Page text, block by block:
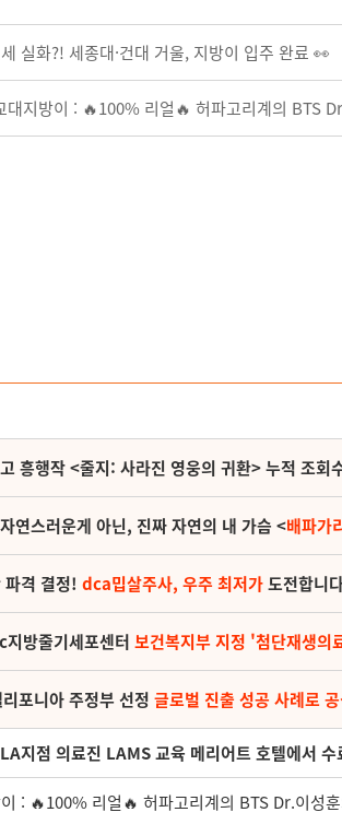
실화?! 세종대·건대 거울, 지방이 입주 완료 👀
대지방이 : 🔥100% 리얼🔥 허파고리계의 BTS
흥행작 <줄지: 사라진 영웅의 귀환> 누적 조회
연스러운게 아닌, 진짜 자연의 내 가슴 <배파가
파격 결정! dca밉살주사, 우주 최저가도전합니
방줄기세포센터 보건복지부 지정 '첨단재생의
포니아 주정부 선정 글로벌 진출 성공 사례로
지점 의료진 LAMS 교육 메리어트 호텔에서
: 🔥100% 리얼🔥 허파고리계의 BTS Dr.이성